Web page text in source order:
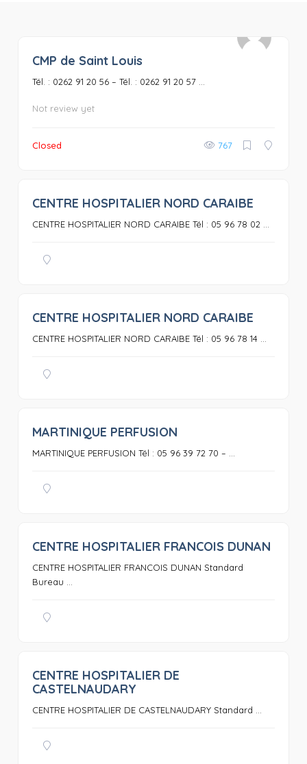
CMP de Saint Louis
Tél. : 0262 91 20 56 – Tél. : 0262 91 20 57 ...
Not review yet
Closed 767
0
CENTRE HOSPITALIER NORD CARAIBE
CENTRE HOSPITALIER NORD CARAIBE Tél : 05 96 78 02 ...
0
CENTRE HOSPITALIER NORD CARAIBE
CENTRE HOSPITALIER NORD CARAIBE Tél : 05 96 78 14 ...
MARTINIQUE PERFUSION
MARTINIQUE PERFUSION Tél : 05 96 39 72 70 – ...
0
CENTRE HOSPITALIER FRANCOIS DUNAN
CENTRE HOSPITALIER FRANCOIS DUNAN Standard
Bureau ...
CENTRE HOSPITALIER DE
CASTELNAUDARY
CENTRE HOSPITALIER DE CASTELNAUDARY Standard ...